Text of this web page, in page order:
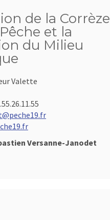
de la Corrèze
et la
du Milieu
Valette
Versanne-Janodet